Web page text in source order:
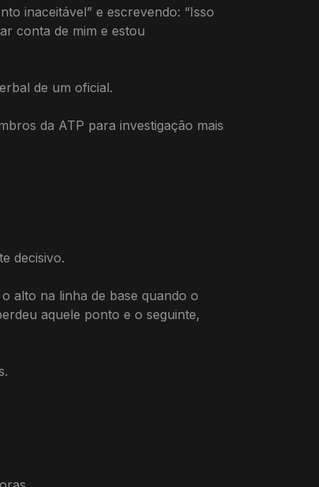
inaceitável” e escrevendo: “Isso
conta de mim e estou
de um oficial.
da ATP para investigação mais
decisivo.
alto na linha de base quando o
aquele ponto e o seguinte,